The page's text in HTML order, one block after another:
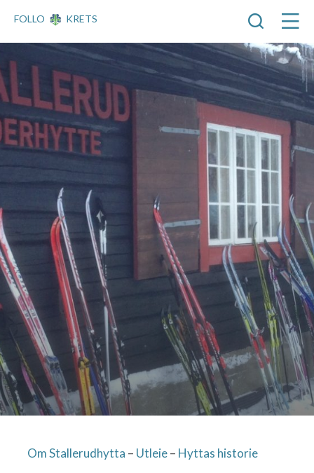
FOLLO KRETS
Om Stallerudhytta – Utleie– Hyttas historie